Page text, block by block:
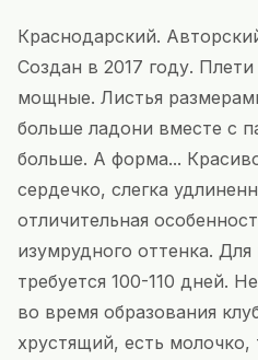
Краснодарский.
Создан в 2017 году.
мощные. Листья
больше ладони вместе с
больше. А форма...
сердечко, слегка
отличительная
изумрудного оттенка.
требуется 100-110 дней.
во время образования
хрустящий, есть